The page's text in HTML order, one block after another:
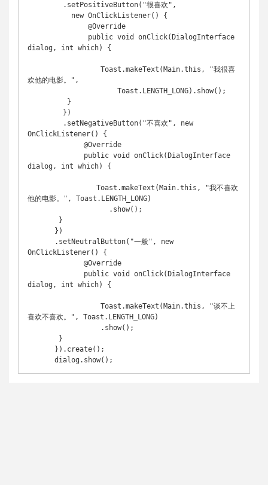
.setPositiveButton("很喜欢",
new OnClickListener() {
@Override
public void onClick(DialogInterface
dialog, int which) {
Toast.makeText(Main.this, "我很喜
欢他的电影。",
Toast.LENGTH_LONG).show();
}
})
.setNegativeButton("不喜欢", new
OnClickListener() {
@Override
public void onClick(DialogInterface
dialog, int which) {
Toast.makeText(Main.this, "我不喜欢
他的电影。", Toast.LENGTH_LONG)
.show();
}
})
.setNeutralButton("一般", new
OnClickListener() {
@Override
public void onClick(DialogInterface
dialog, int which) {
Toast.makeText(Main.this, "谈不上
喜欢不喜欢。", Toast.LENGTH_LONG)
.show();
}
}).create();
dialog.show();